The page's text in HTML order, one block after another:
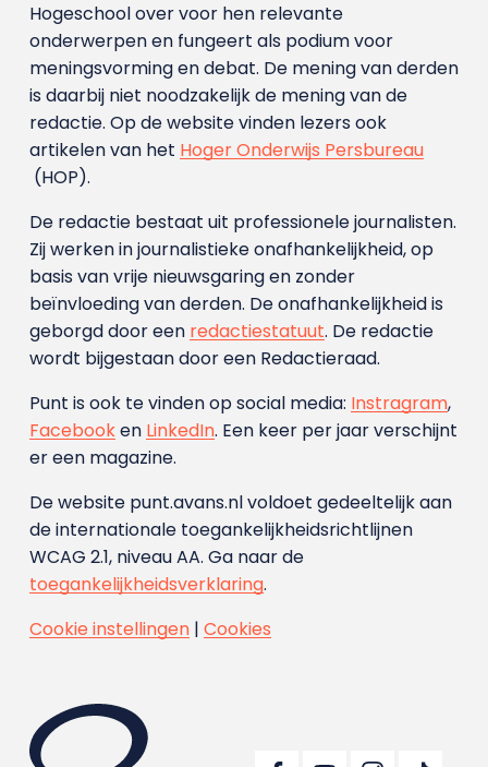
Hogeschool over voor hen relevante
onderwerpen en fungeert als podium voor
meningsvorming en debat. De mening van derden
is daarbij niet noodzakelijk de mening van de
redactie. Op de website vinden lezers ook
artikelen van het Hoger Onderwijs Persbureau
(HOP).
De redactie bestaat uit professionele journalisten.
Zij werken in journalistieke onafhankelijkheid, op
basis van vrije nieuwsgaring en zonder
beïnvloeding van derden. De onafhankelijkheid is
geborgd door een redactiestatuut. De redactie
wordt bijgestaan door een Redactieraad.
Punt is ook te vinden op social media: Instragram,
Facebooken LinkedIn. Een keer per jaar verschijnt
er een magazine.
De website punt.avans.nl voldoet gedeeltelijk aan
de internationale toegankelijkheidsrichtlijnen
WCAG 2.1, niveau AA. Ga naar de
toegankelijkheidsverklaring.
Cookie instellingen| Cookies